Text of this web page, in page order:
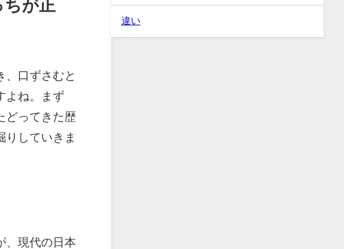
ちが正
、口ずさむと
よね。まず
どってきた歴
りしていきま
、現代の日本
違い